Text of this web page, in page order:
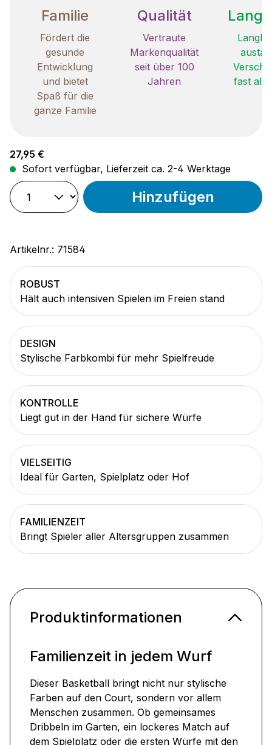
Familie
Fördert die
gesunde
Entwicklung
und bietet
Spaß für die
ganze Familie
Qualität
Vertraute
Markenqualität
seit über 100
Jahren
fast
Regulärer Preis:
27,95 €
Sofort verfügbar, Lieferzeit ca. 2-4 Werktage
Hinzufügen
Artikelnr.: 71584
ROBUST
Hält auch intensiven Spielen im Freien stand
DESIGN
Stylische Farbkombi für mehr Spielfreude
KONTROLLE
Liegt gut in der Hand für sichere Würfe
VIELSEITIG
Ideal für Garten, Spielplatz oder Hof
FAMILIENZEIT
Bringt Spieler aller Altersgruppen zusammen
Produktinformationen
Familienzeit in jedem Wurf
Dieser Basketball bringt nicht nur stylische
Farben auf den Court, sondern vor allem
Menschen zusammen. Ob gemeinsames
Dribbeln im Garten, ein lockeres Match auf
dem Spielplatz oder die ersten Würfe mit den